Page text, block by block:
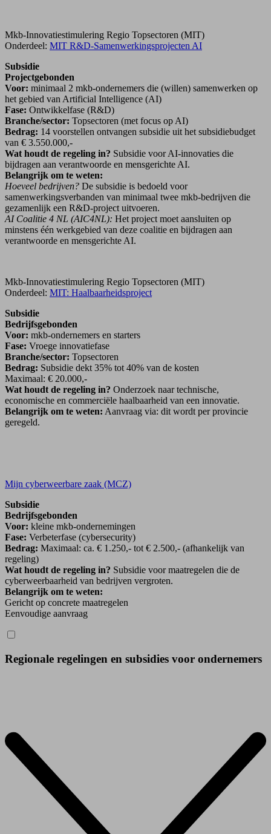
Mkb-Innovatiestimulering Regio Topsectoren (MIT)
Onderdeel: MIT R&D-Samenwerkingsprojecten AI
Subsidie
Projectgebonden
Voor: minimaal 2 mkb-ondernemers die (willen) samenwerken op
het gebied van Artificial Intelligence (AI)
Fase: Ontwikkelfase (R&D)
Branche/sector: Topsectoren (met focus op AI)
Bedrag: 14 voorstellen ontvangen subsidie uit het subsidiebudget
van € 3.550.000,-
Wat houdt de regeling in? Subsidie voor AI-innovaties die
bijdragen aan verantwoorde en mensgerichte AI.
Belangrijk om te weten:
Hoeveel bedrijven? De subsidie is bedoeld voor
samenwerkingsverbanden van minimaal twee mkb-bedrijven die
gezamenlijk een R&D-project uitvoeren.
AI Coalitie 4 NL (AIC4NL): Het project moet aansluiten op
minstens één werkgebied van deze coalitie en bijdragen aan
verantwoorde en mensgerichte AI.
Mkb-Innovatiestimulering Regio Topsectoren (MIT)
Onderdeel: MIT: Haalbaarheidsproject
Subsidie
Bedrijfsgebonden
Voor: mkb-ondernemers en starters
Fase: Vroege innovatiefase
Branche/sector: Topsectoren
Bedrag: Subsidie dekt 35% tot 40% van de kosten
Maximaal: € 20.000,-
Wat houdt de regeling in? Onderzoek naar technische,
economische en commerciële haalbaarheid van een innovatie.
Belangrijk om te weten: Aanvraag via: dit wordt per provincie
geregeld.
Mijn cyberweerbare zaak (MCZ)
Subsidie
Bedrijfsgebonden
Voor: kleine mkb-ondernemingen
Fase: Verbeterfase (cybersecurity)
Bedrag: Maximaal: ca. € 1.250,- tot € 2.500,- (afhankelijk van
regeling)
Wat houdt de regeling in? Subsidie voor maatregelen die de
cyberweerbaarheid van bedrijven vergroten.
Belangrijk om te weten:
Gericht op concrete maatregelen
Eenvoudige aanvraag
Regionale regelingen en subsidies voor ondernemers